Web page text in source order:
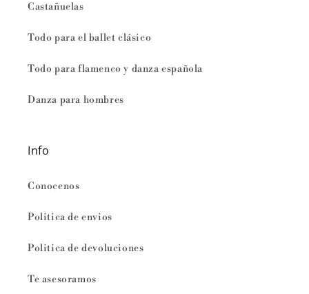
Castañuelas
Todo para el ballet clásico
Todo para flamenco y danza española
Danza para hombres
Info
Conocenos
Politica de envios
Politica de devoluciones
Te asesoramos